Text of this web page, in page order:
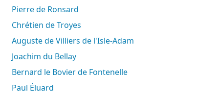
Pierre de Ronsard
Chrétien de Troyes
Auguste de Villiers de l'Isle-Adam
Joachim du Bellay
Bernard le Bovier de Fontenelle
Paul Éluard